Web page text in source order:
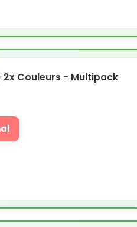
2x Couleurs - Multipack